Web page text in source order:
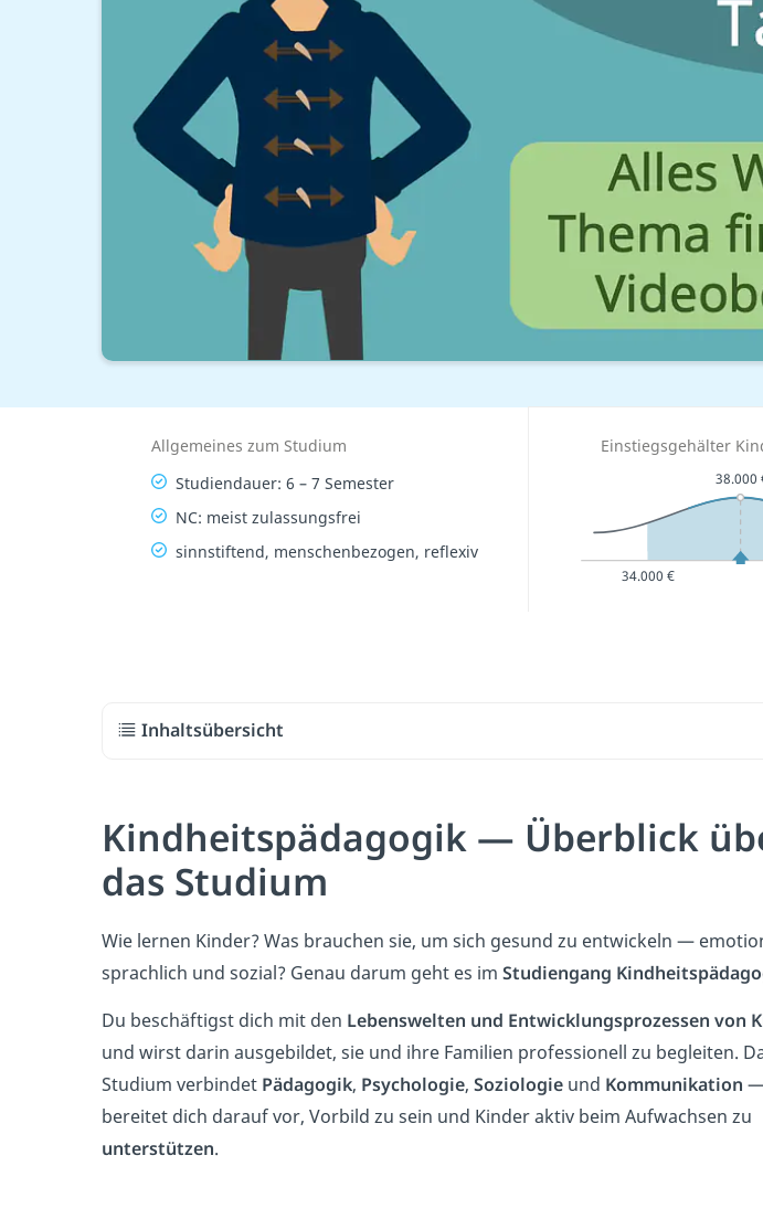
Allgemeines zum Studium
Studiendauer: 6 – 7 Semester
NC: meist zulassungsfrei
sinnstiftend, menschenbezogen, reflexiv
Einstiegsgehälter
34.000 €
38.000
Inhaltsübersicht
Kindheitspädagogik — Überblick
das Studium
Wie lernen Kinder? Was brauchen sie, um sich gesund zu entwickeln —
sprachlich und sozial? Genau darum geht es im Studiengang
Du beschäftigst dich mit den Lebenswelten und Entwicklungsprozessen von
und wirst darin ausgebildet, sie und ihre Familien professionell zu begleiten.
Studium verbindet Pädagogik, Psychologie, Soziologie und Kommunikation
bereitet dich darauf vor, Vorbild zu sein und Kinder aktiv beim Aufwachsen zu
unterstützen.